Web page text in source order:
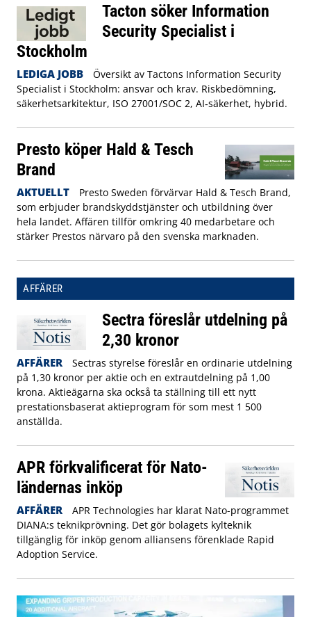
Tacton söker Information
Security Specialist i
Stockholm
LEDIGA JOBB
Översikt av Tactons Information Security
Specialist i Stockholm: ansvar och krav. Riskbedömning,
säkerhetsarkitektur, ISO 27001/SOC 2, AI‑säkerhet, hybrid.
Presto köper Hald & Tesch
Brand
AKTUELLT
Presto Sweden förvärvar Hald & Tesch Brand,
som erbjuder brandskyddstjänster och utbildning över
hela landet. Affären tillför omkring 40 medarbetare och
stärker Prestos närvaro på den svenska marknaden.
AFFÄRER
Sectra föreslår utdelning på
2,30 kronor
AFFÄRER
Sectras styrelse föreslår en ordinarie utdelning
på 1,30 kronor per aktie och en extrautdelning på 1,00
krona. Aktieägarna ska också ta ställning till ett nytt
prestationsbaserat aktieprogram för som mest 1 500
anställda.
APR förkvalificerat för Nato-
ländernas inköp
AFFÄRER
APR Technologies har klarat Nato-programmet
DIANA:s teknikprövning. Det gör bolagets kylteknik
tillgänglig för inköp genom alliansens förenklade Rapid
Adoption Service.